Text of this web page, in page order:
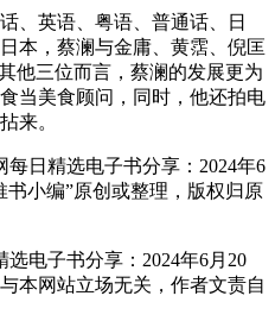
、英语、粤语、普通话、日
本，蔡澜与金庸、黄霑、倪匡
他三位而言，蔡澜的发展更为
当美食顾问，同时，他还拍电
来。
日精选电子书分享：2024年6
书小编”原创或整理，版权归原
电子书分享：2024年6月20
本网站立场无关，作者文责自